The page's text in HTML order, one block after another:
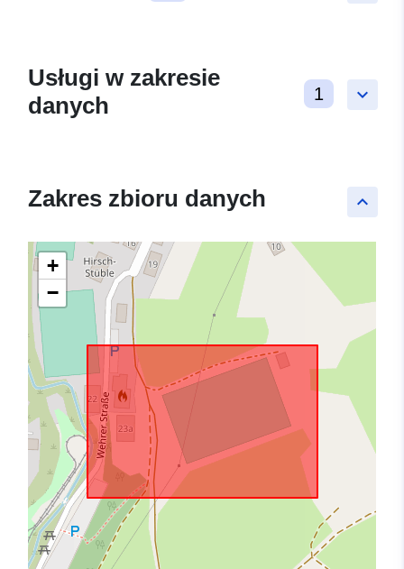
keyboard_arrow_down
Usługi w zakresie
danych
1
keyboard_arrow_up
Zakres zbioru danych
+
−